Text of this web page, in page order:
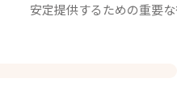
安定提供するための重要